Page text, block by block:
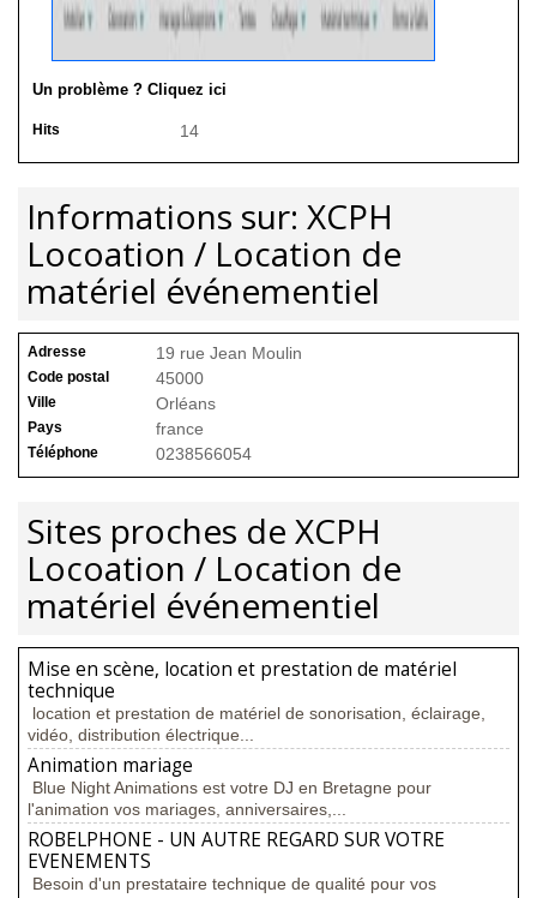
Un problème ? Cliquez ici
Hits 14
Informations sur: XCPH
Locoation / Location de
matériel événementiel
Adresse 19 rue Jean Moulin
Code postal 45000
Ville Orléans
Pays france
Téléphone 0238566054
Sites proches de XCPH
Locoation / Location de
matériel événementiel
Mise en scène, location et prestation de matériel
technique
location et prestation de matériel de sonorisation, éclairage,
vidéo, distribution électrique...
Animation mariage
Blue Night Animations est votre DJ en Bretagne pour
l'animation vos mariages, anniversaires,...
ROBELPHONE - UN AUTRE REGARD SUR VOTRE
EVENEMENTS
Besoin d'un prestataire technique de qualité pour vos